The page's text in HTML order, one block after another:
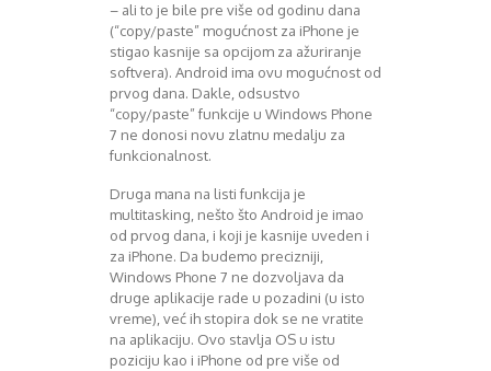
– ali to je bile pre više od godinu dana
(“copy/paste” mogućnost za iPhone je
stigao kasnije sa opcijom za ažuriranje
softvera). Android ima ovu mogućnost od
prvog dana. Dakle, odsustvo
“copy/paste” funkcije u Windows Phone
7 ne donosi novu zlatnu medalju za
funkcionalnost.
Druga mana na listi funkcija je
multitasking, nešto što Android je imao
od prvog dana, i koji je kasnije uveden i
za iPhone. Da budemo precizniji,
Windows Phone 7 ne dozvoljava da
druge aplikacije rade u pozadini (u isto
vreme), već ih stopira dok se ne vratite
na aplikaciju. Ovo stavlja OS u istu
poziciju kao i iPhone od pre više od